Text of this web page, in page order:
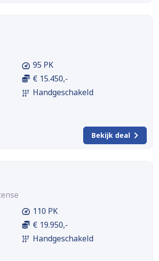
95 PK
€ 15.450,-
Handgeschakeld
Bekijk deal
110 PK
€ 19.950,-
Handgeschakeld